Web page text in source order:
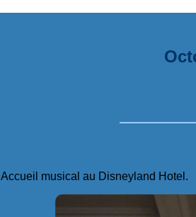
Accueil musical au Disneyland Hotel.